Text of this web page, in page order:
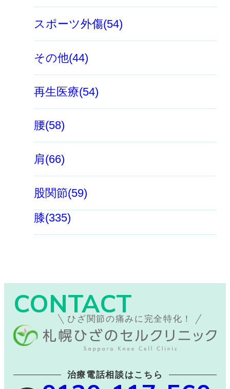
スポーツ外傷(54)
その他(44)
再生医療(54)
腰(58)
肩(66)
股関節(59)
膝(335)
CONTACT
ひざ関節の痛みに完全特化！
治療電話相談はこちら